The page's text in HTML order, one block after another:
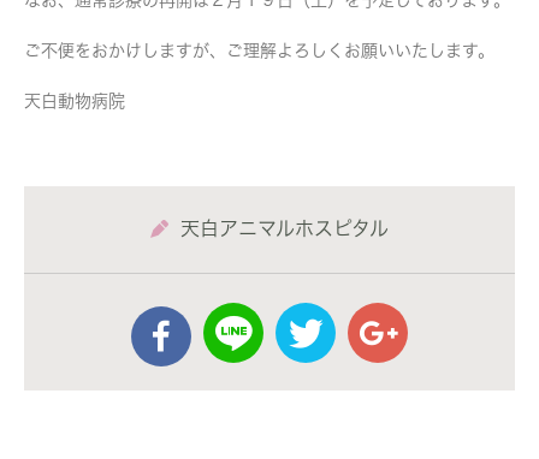
ご不便をおかけしますが、ご理解よろしくお願いいたします。
天白動物病院
天白アニマルホスピタル